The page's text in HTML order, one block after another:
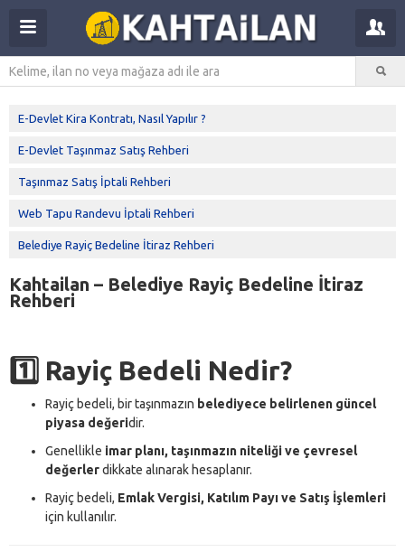
E-Devlet Kira Kontratı, Nasıl Yapılır ?
E-Devlet Taşınmaz Satış Rehberi
Taşınmaz Satış İptali Rehberi
Web Tapu Randevu İptali Rehberi
Belediye Rayiç Bedeline İtiraz Rehberi
Kahtailan – Belediye Rayiç Bedeline İtiraz
Rehberi
1️⃣ Rayiç Bedeli Nedir?
Rayiç bedeli, bir taşınmazın belediyece belirlenen güncel
piyasa değeridir.
Genellikle imar planı, taşınmazın niteliği ve çevresel
değerlerdikkate alınarak hesaplanır.
Rayiç bedeli, Emlak Vergisi, Katılım Payı ve Satış İşlemleri
için kullanılır.